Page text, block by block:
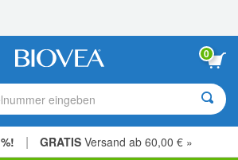
0
eingeben
| GRATIS Versand ab 60,00 € »